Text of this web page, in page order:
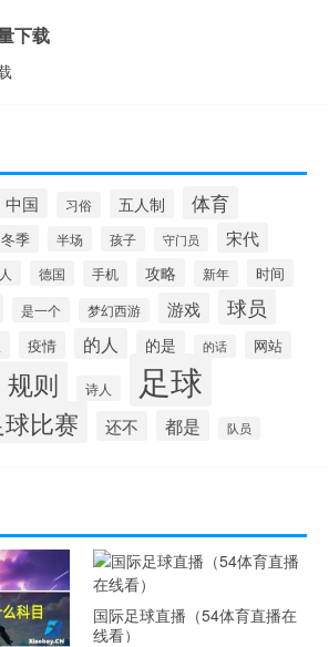
下载
中国 习俗 五人制 体育
冬季 半场 孩子 守门员 宋代
德国 手机 攻略 新年 时间
是一个 梦幻西游 游戏 球员
疫情 的人 的是 的话 网站
规则 诗人 足球
球比赛 还不 都是 队员
国际足球直播（54体育直播在
线看）